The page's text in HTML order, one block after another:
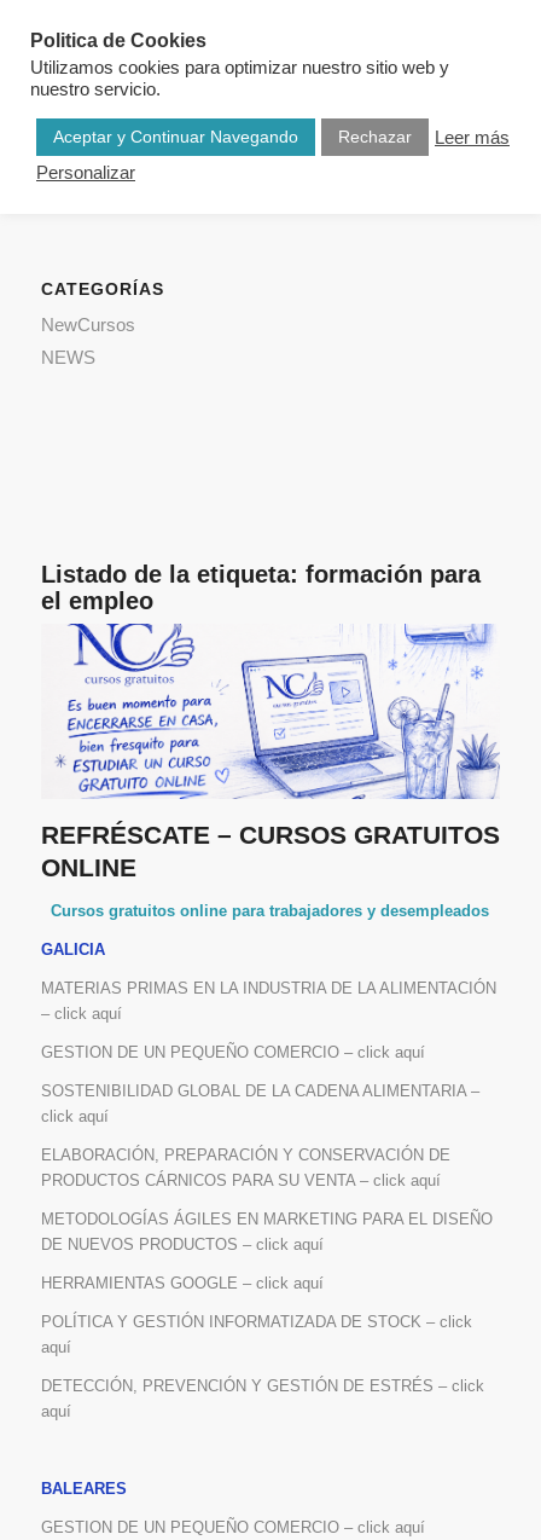
CATEGORÍAS
NewCursos
NEWS
Listado de la etiqueta: formación para
el empleo
REFRÉSCATE – CURSOS GRATUITOS
ONLINE
Cursos gratuitos online para trabajadores y desempleados
GALICIA
MATERIAS PRIMAS EN LA INDUSTRIA DE LA ALIMENTACIÓN
– click aquí
GESTION DE UN PEQUEÑO COMERCIO – click aquí
SOSTENIBILIDAD GLOBAL DE LA CADENA ALIMENTARIA –
click aquí
ELABORACIÓN, PREPARACIÓN Y CONSERVACIÓN DE
PRODUCTOS CÁRNICOS PARA SU VENTA – click aquí
METODOLOGÍAS ÁGILES EN MARKETING PARA EL DISEÑO
DE NUEVOS PRODUCTOS – click aquí
HERRAMIENTAS GOOGLE – click aquí
POLÍTICA Y GESTIÓN INFORMATIZADA DE STOCK – click
aquí
DETECCIÓN, PREVENCIÓN Y GESTIÓN DE ESTRÉS – click
aquí
BALEARES
GESTION DE UN PEQUEÑO COMERCIO – click aquí
Politica de Cookies
Utilizamos cookies para optimizar nuestro sitio web y
nuestro servicio.
Aceptar y Continuar Navegando Rechazar
Leer más
Personalizar